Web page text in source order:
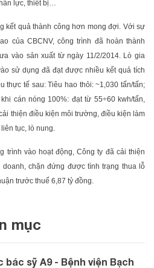
lực, thiết bị…
kết quả thành công hơn mong đợi. Với sự
của CBCNV, công trình đã hoàn thành
vào sản xuất từ ngày 11/2/2014. Lò gia
sử dụng đã đạt được nhiều kết quả tích
thực tế sau: Tiêu hao thỏi: ~1,030 tấn/tấn;
cán nóng 100%: đạt từ 55÷60 kwh/tấn,
thiện điều kiện môi trường, điều kiện làm
tục, lò nung.
trình vào hoạt động, Công ty đã cải thiện
chặn đứng được tình trạng thua lỗ
trước thuế 6,87 tỷ đồng.
mục
bác sỹ A9 - Bệnh viện Bạch